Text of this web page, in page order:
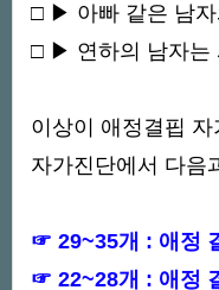
□ ▶ 아빠 같은 남자
□ ▶ 연하의 남자는
이상이 애정결핍
자가진단에서 다음
☞ 29~35개 : 애정
☞ 22~28개 : 애정